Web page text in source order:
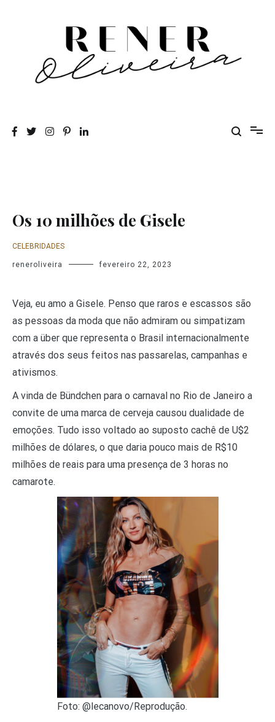
Os 10 milhões de Gisele
CELEBRIDADES
reneroliveira fevereiro 22, 2023
Veja, eu amo a Gisele. Penso que raros e escassos são
as pessoas da moda que não admiram ou simpatizam
com a über que representa o Brasil internacionalmente
através dos seus feitos nas passarelas, campanhas e
ativismos.
A vinda de Bündchen para o carnaval no Rio de Janeiro a
convite de uma marca de cerveja causou dualidade de
emoções. Tudo isso voltado ao suposto cachê de U$2
milhões de dólares, o que daria pouco mais de R$10
milhões de reais para uma presença de 3 horas no
camarote.
Foto: @lecanovo/Reprodução.